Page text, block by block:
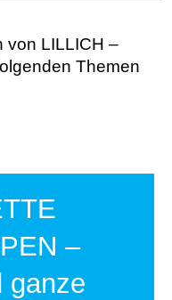
von LILLICH –
Themen
–
ganze